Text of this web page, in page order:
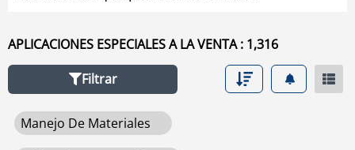
APLICACIONES ESPECIALES A LA VENTA : 1,316
Filtrar
Manejo De Materiales